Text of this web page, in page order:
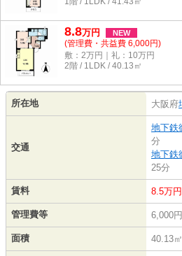
8.8万円 NEW
(管理費・共益費 6,000円)
敷：2万円｜礼：10万円
2階 / 1LDK / 40.13㎡
所在地 大阪府
交通
地下鉄
分
地下鉄
25分
賃料 8.5万
管理費等 6,000円
面積 40.13